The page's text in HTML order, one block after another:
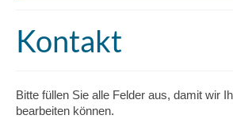
Liste gebrauchte Broadcast-Technik
Kontakt
Bitte füllen Sie alle Felder aus, damit wir
bearbeiten können.